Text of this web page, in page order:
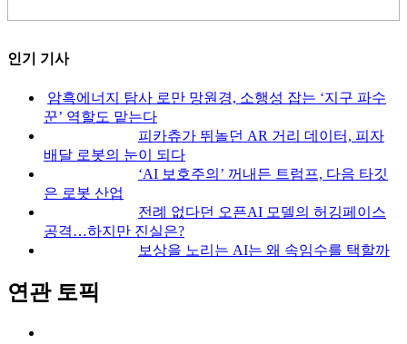
인기 기사
암흑에너지 탐사 로만 망원경, 소행성 잡는 ‘지구 파수
꾼’ 역할도 맡는다
피카츄가 뛰놀던 AR 거리 데이터, 피자
배달 로봇의 눈이 되다
‘AI 보호주의’ 꺼내든 트럼프, 다음 타깃
은 로봇 산업
전례 없다던 오픈AI 모델의 허깅페이스
공격…하지만 진실은?
보상을 노리는 AI는 왜 속임수를 택할까
연관 토픽